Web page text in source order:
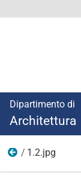
Dipartimento di
Architettura
News
1.2.jpg